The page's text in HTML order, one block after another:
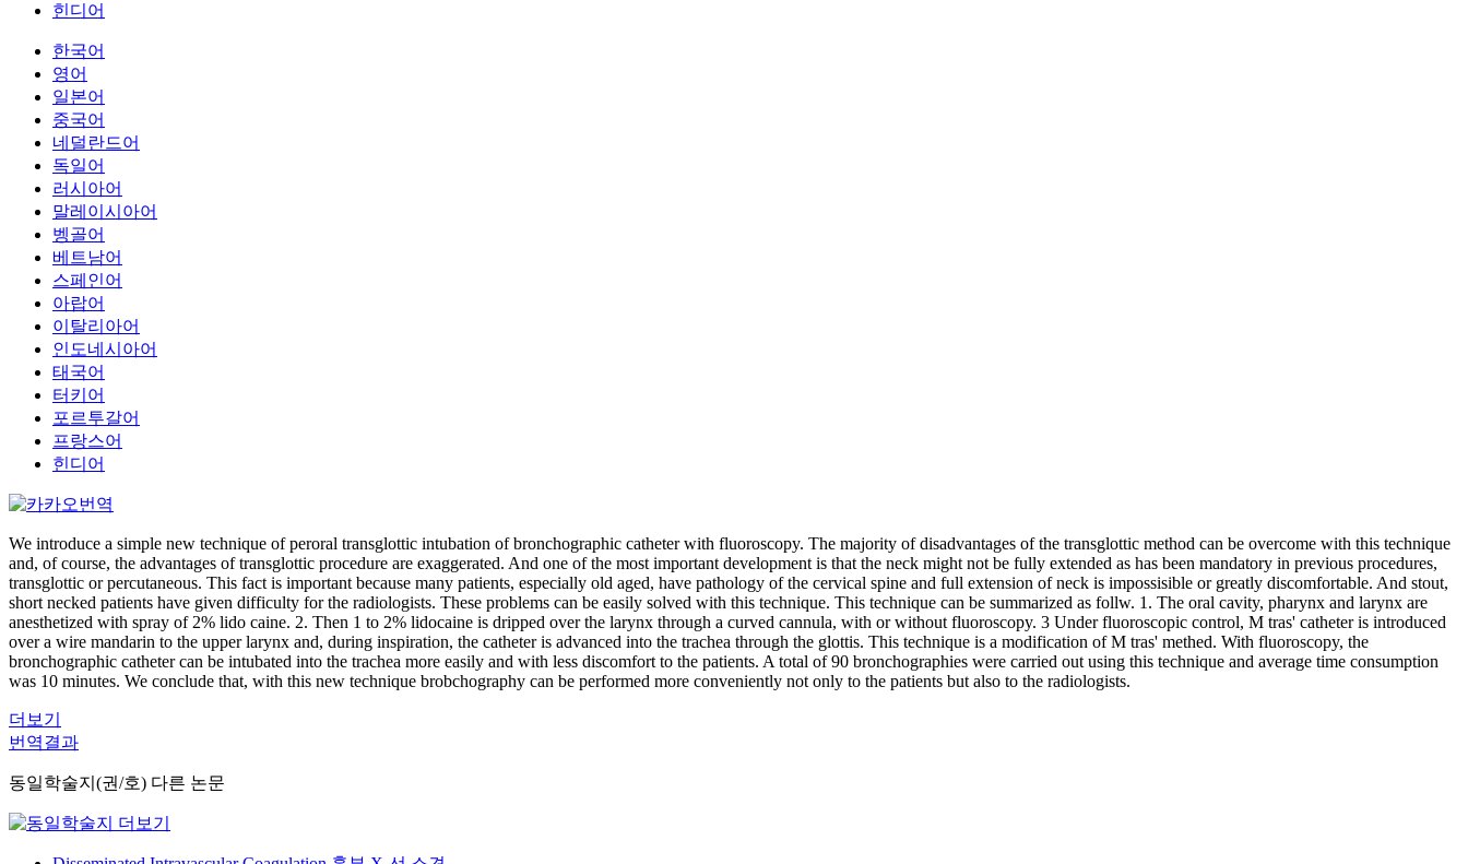
힌디어
한국어
영어
일본어
중국어
네덜란드어
독일어
러시아어
말레이시아어
벵골어
베트남어
스페인어
아랍어
이탈리아어
인도네시아어
태국어
터키어
포르투갈어
프랑스어
힌디어
We introduce a simple new technique of peroral transglottic intubation of bronchographic catheter with fluoroscopy. The majority of disadvantages of the transglottic method can be overcome with this technique
and, of course, the advantages of transglottic procedure are exaggerated. And one of the most important development is that the neck might not be fully extended as has been mandatory in previous procedures,
transglottic or percutaneous. This fact is important because many patients, especially old aged, have pathology of the cervical spine and full extension of neck is impossisible or greatly discomfortable. And stout,
short necked patients have given difficulty for the radiologists. These problems can be easily solved with this technique. This technique can be summarized as follw. 1. The oral cavity, pharynx and larynx are
anesthetized with spray of 2% lido caine. 2. Then 1 to 2% lidocaine is dripped over the larynx through a curved cannula, with or without fluoroscopy. 3 Under fluoroscopic control, M tras' catheter is introduced
over a wire mandarin to the upper larynx and, during inspiration, the catheter is advanced into the trachea through the glottis. This technique is a modification of M tras' methed. With fluoroscopy, the
bronchographic catheter can be intubated into the trachea more easily and with less discomfort to the patients. A total of 90 bronchographies were carried out using this technique and average time consumption
was 10 minutes. We conclude that, with this new technique brobchography can be performed more conveniently not only to the patients but also to the radiologists.
더보기
번역결과
동일학술지(권/호) 다른 논문